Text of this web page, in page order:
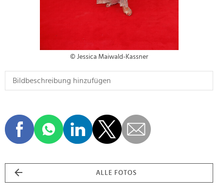
© Jessica Maiwald-Kassner
ALLE FOTOS